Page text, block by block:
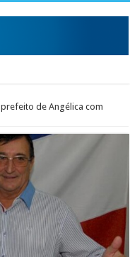
de Angélica com